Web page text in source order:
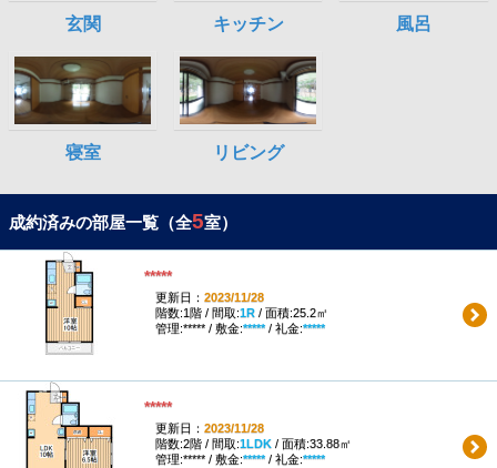
成約済みの部屋一覧（全5室）
*****
更新日： 2023/11/28
階数:1階 / 間取:1R/ 面積:25.2㎡
管理:***** / 敷金:*****/ 礼金:*****
*****
更新日： 2023/11/28
階数:2階 / 間取:1LDK/ 面積:33.88㎡
管理:***** / 敷金:*****/ 礼金:*****